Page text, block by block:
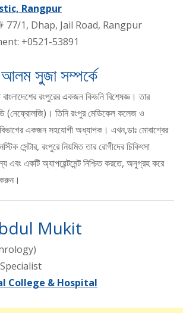
Rangpur
77/1, Dhap, Jail Road, Rangpur
+0521-53891
আলম সুজা সম্পর্কে
রংপুরের একজন কিডনি বিশেষজ্ঞ। তার
(নেফ্রোলজি)। তিনি রংপুর মেডিকেল কলেজ ও
একজন সহযোগী অধ্যাপক। এখন,ডাঃ মোবাশ্বের
সেন্টার, রংপুরে নিয়মিত তার রোগীদের চিকিৎসা
একটি অ্যাপয়েন্টমেন্ট নিশ্চিত করতে, অনুগ্রহ করে
Mukit
College & Hospital